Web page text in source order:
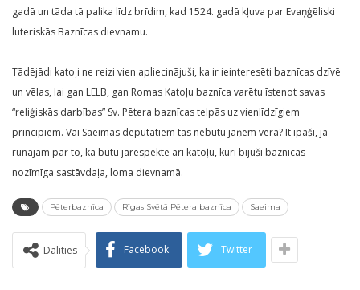
gadā un tāda tā palika līdz brīdim, kad 1524. gadā kļuva par Evaņģēliski
luteriskās Baznīcas dievnamu.
Tādējādi katoļi ne reizi vien apliecinājuši, ka ir ieinteresēti baznīcas dzīvē
un vēlas, lai gan LELB, gan Romas Katoļu baznīca varētu īstenot savas
“reliģiskās darbības” Sv. Pētera baznīcas telpās uz vienlīdzīgiem
principiem. Vai Saeimas deputātiem tas nebūtu jāņem vērā? It īpaši, ja
runājam par to, ka būtu jārespektē arī katoļu, kuri bijuši baznīcas
nozīmīga sastāvdaļa, loma dievnamā.
Pēterbaznīca Rīgas Svētā Pētera baznīca Saeima
Dalīties Facebook Twitter